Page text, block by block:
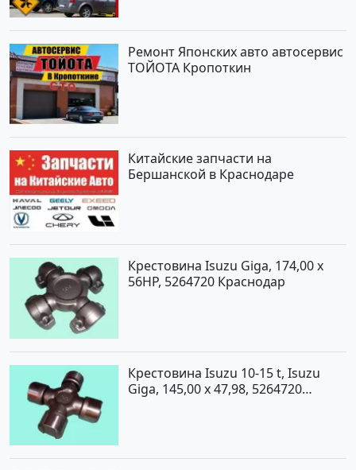
Ремонт Японских авто автосервис
ТОЙОТА Кропоткин
Китайские запчасти на
Бершанской в Краснодаре
Крестовина Isuzu Giga, 174,00 x
56HP, 5264720 Краснодар
Крестовина Isuzu 10-15 t, Isuzu
Giga, 145,00 x 47,98, 5264720